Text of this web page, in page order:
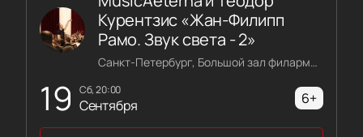
19 сб, 20:00
Сентября
Курентзис «Жан-Филипп
Рамо. Звук света - 2»
Санкт-Петербург, Большой зал филармонии имени Шостаковича
6+